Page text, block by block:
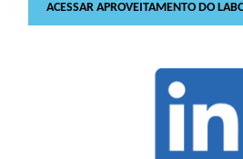
ACESSAR APROVEITAMENTO DO